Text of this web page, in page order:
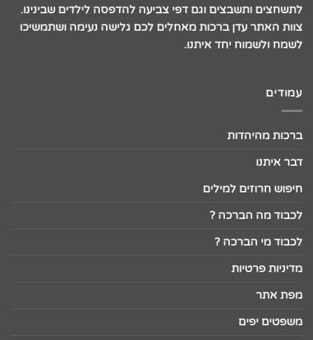
לתשחצים ותשבצים וגם דפי צביעה להדפסה לילדים שבינינו.
צוות האתר עדן ברכות מאחלים לכם גלישה נעימה ושתמשיכו
לשמח ולשמוח יחד איתנו.
עמודים
ברכות מהיהדות
דבר איתנו
חיפוש חרוזים למילים
לכבוד מה הברכה ?
לכבוד מי הברכה ?
מדיניות פרטיות
מפת אתר
משפטים יפים